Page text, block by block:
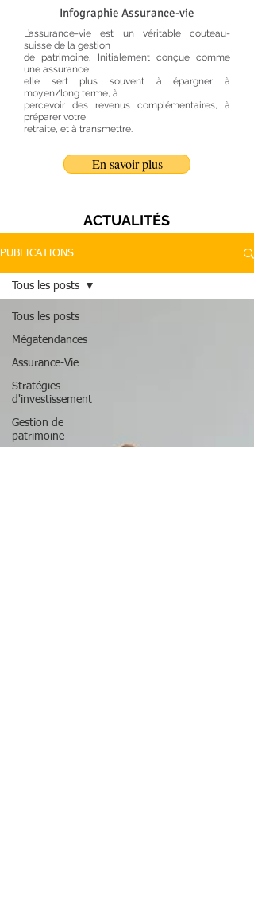
Infographie Assurance-vie
L’assurance-vie est un véritable couteau-
suisse de la gestion
de patrimoine. Initialement conçue comme
une assurance,
elle sert plus souvent à épargner à
moyen/long terme, à
percevoir des revenus complémentaires, à
préparer votre
retraite, et à transmettre.
En savoir plus
ACTUALITÉS
PUBLICATIONS
Tous les posts
Mégatendances
Assurance-Vie
Stratégies
d'investissement
Gestion de
patrimoine
Tous les posts